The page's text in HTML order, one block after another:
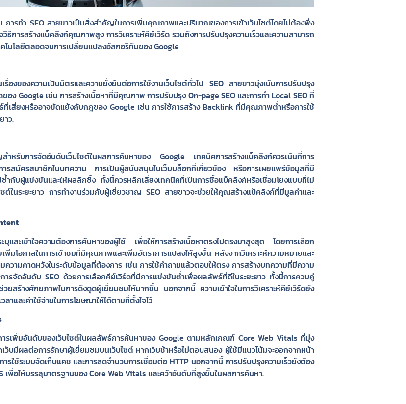
ารทำ SEO สายขาวเป็นสิ่งสำคัญในการเพิ่มคุณภาพและปริมาณของการเข้าเว็บไซต์โดยไม่ต้องพึ่ง
การสร้างแบ็คลิงก์คุณภาพสูง การวิเคราะห์คีย์เวิร์ด รวมถึงการปรับปรุงความเร็วและความสามารถ
โนโลยีตลอดจนการเปลี่ยนแปลงอัลกอริทึมของ Google
รื่องของความเป็นมิตรและความยั่งยืนต่อการใช้งานเว็บไซต์ทั่วไป SEO สายขาวมุ่งเน้นการปรับปรุง
ง Google เช่น การสร้างเนื้อหาที่มีคุณภาพ การปรับปรุง On-page SEO และการทำ Local SEO ที่
ที่เสี่ยงหรืออาจขัดแย้งกับกฎของ Google เช่น การใช้การสร้าง Backlink ที่มีคุณภาพต่ำหรือการใช้
าว.
หรับการจัดอันดับเว็บไซต์ในผลการค้นหาของ Google เทคนิคการสร้างแบ็คลิงก์ควรเน้นที่การ
สมัครสมาชิกในบทความ การเป็นผู้สนับสนุนในเว็บบล็อกที่เกี่ยวข้อง หรือการเผยแพร่ข้อมูลที่มี
ซ้ำกับผู้แข่งขันและให้ผลลึกซึ้ง ทั้งนี้ควรหลีกเลี่ยงเทคนิคที่เป็นการซื้อแบ็คลิงก์หรือเชื่อมโยงแบบที่ไม่
ต์ในระยะยาว การทำงานร่วมกับผู้เชี่ยวชาญ SEO สายขาวจะช่วยให้คุณสร้างแบ็คลิงก์ที่มีมูลค่าและ
บุและเข้าใจความต้องการค้นหาของผู้ใช้ เพื่อให้การสร้างเนื้อหาตรงไปตรงมาสูงสุด โดยการเลือก
โอกาสในการเข้าชมที่มีคุณภาพและเพิ่มอัตราการแปลงให้สูงขึ้น หลังจากวิเคราะห์ความหมายและ
วามคาดหวังในระดับข้อมูลที่ต้องการ เช่น การใช้คำถามแล้วตอบให้ตรง การสร้างบทความที่มีความ
รจัดอันดับ SEO ด้วยการเลือกคีย์เวิร์ดที่มีการแข่งขันต่ำเพื่อผลลัพธ์ที่ดีในระยะยาว ทั้งนี้การควบคู่
สร้างศักยภาพในการดึงดูดผู้เยี่ยมชมให้มากขึ้น นอกจากนี้ ความเข้าใจในการวิเคราะห์คีย์เวิร์ดยัง
าและค่าใช้จ่ายในการโฆษณาให้ได้ตามที่ตั้งใจไว้
ารเพิ่มอันดับของเว็บไซต์ในผลลัพธ์การค้นหาของ Google ตามหลักเกณฑ์ Core Web Vitals ที่มุ่ง
ว็บมีผลต่อการรักษาผู้เยี่ยมชมบนเว็บไซต์ หากเว็บช้าหรือไม่ตอบสนอง ผู้ใช้มีแนวโน้มจะออกจากหน้า
ใช้ระบบจัดเก็บแคช และการลดจำนวนการเชื่อมต่อ HTTP นอกจากนี้ การปรับปรุงความเร็วยังต้อง
เพื่อให้บรรลุมาตรฐานของ Core Web Vitals และคว้าอันดับที่สูงขึ้นในผลการค้นหา.